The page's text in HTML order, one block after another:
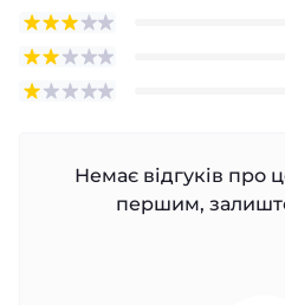
Немає відгуків про
першим,